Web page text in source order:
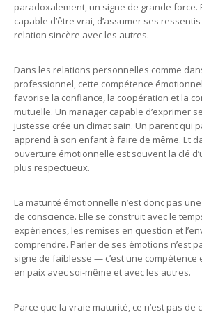
paradoxalement, un signe de grande force.
capable d’être vrai, d’assumer ses
relation sincère avec les autres.
Dans les relations personnelles comme
professionnel, cette compétence
favorise la confiance, la coopération et la
mutuelle. Un manager capable d’exprimer
justesse crée un climat sain. Un parent qui
apprend à son enfant à faire de même. Et
ouverture émotionnelle est souvent la clé
plus respectueux.
La maturité émotionnelle n’est donc pas
de conscience. Elle se construit avec le
expériences, les remises en question et
comprendre. Parler de ses émotions n’est
signe de faiblesse — c’est une
en paix avec soi-même et avec les autres.
Parce que la vraie maturité, ce n’est pas de